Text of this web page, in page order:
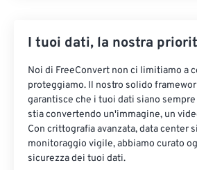
I tuoi dati, la nostra
Noi di FreeConvert non ci limitiamo a
proteggiamo. Il nostro solido
garantisce che i tuoi dati siano
stia convertendo un'immagine, un
Con crittografia avanzata, data center
monitoraggio vigile, abbiamo curato
sicurezza dei tuoi dati.